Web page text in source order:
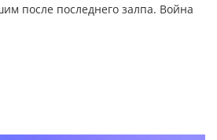
после последнего залпа. Война